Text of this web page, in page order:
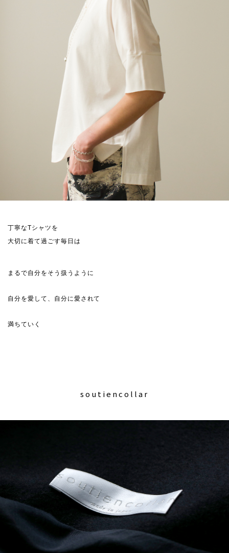
丁寧なTシャツを
大切に着て過ごす毎日は
まるで自分をそう扱うように
自分を愛して、自分に愛されて
満ちていく
soutiencollar